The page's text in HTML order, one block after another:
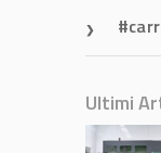
Ultimi